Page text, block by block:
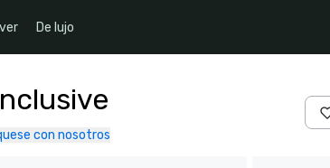
De lujo
con nosotros